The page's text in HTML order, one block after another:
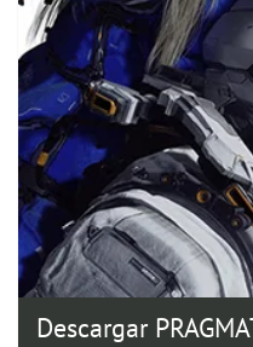
Descargar